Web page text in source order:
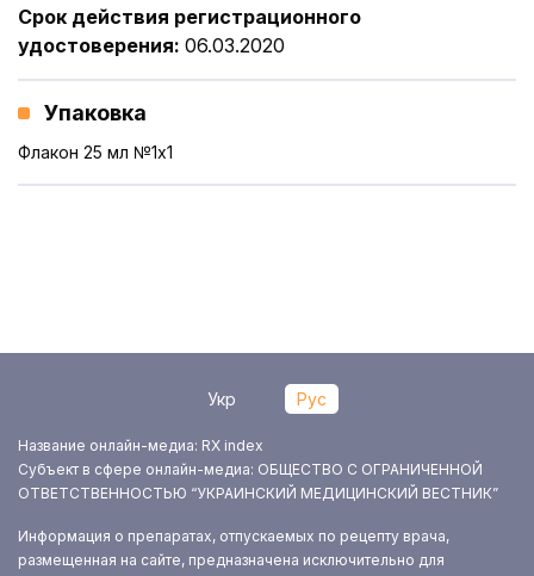
Срок действия регистрационного
удостоверения: 06.03.2020
Упаковка
Флакон 25 мл №1x1
Укр Рус
Название онлайн-медиа: RX index
Субъект в сфере онлайн-медиа: ОБЩЕСТВО С ОГРАНИЧЕННОЙ
ОТВЕТСТВЕННОСТЬЮ “УКРАИНСКИЙ МЕДИЦИНСКИЙ ВЕСТНИК”
Информация о препаратах, отпускаемых по рецепту врача,
размещенная на сайте, предназначена исключительно для